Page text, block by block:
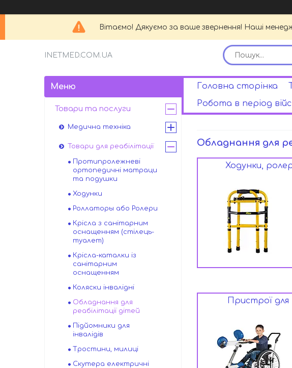
Вітаємо! Дякуємо за ваше звернення! Наші
INETMED.COM.UA
Головна сторінка
Робота в період
Обладнання для
Ходунки,
Пристрої для
Товари та послуги
Медична техніка
Товари для реабілітації
Протипролежневі
ортопедичні матраци
та подушки
Ходунки
Роллаторы або Ролери
Крісла з санітарним
оснащенням (стілець-
туалет)
Крісла-каталки із
санітарним
оснащенням
Коляски інвалідні
Обладнання для
реабілітації дітей
Підйомники для
інвалідів
Тростини, милиці
Скутера електричні